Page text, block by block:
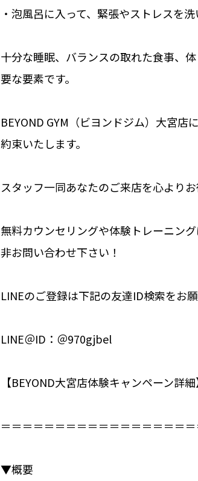
・泡風呂に入って、緊張やストレスを洗
十分な睡眠、バランスの取れた食事、
要な要素です。
BEYOND GYM（ビヨンドジム）大宮
約束いたします。
スタッフ一同あなたのご来店を心よりお
無料カウンセリングや体験トレーニン
非お問い合わせ下さい！
LINEのご登録は下記の友達ID検索をお
LINE＠ID：＠970gjbel
【BEYOND大宮店体験キャンペーン詳細
＝＝＝＝＝＝＝＝＝＝＝＝＝＝＝＝＝＝
▼概要⁣